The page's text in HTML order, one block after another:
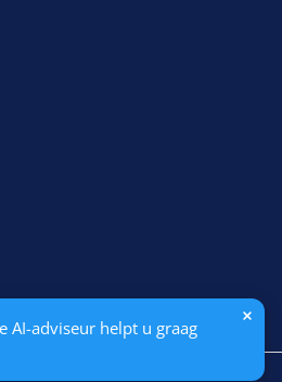
AI-adviseur helpt u graag